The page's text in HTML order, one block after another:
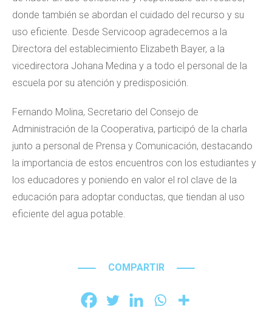
donde también se abordan el cuidado del recurso y su
uso eficiente. Desde Servicoop agradecemos a la
Directora del establecimiento Elizabeth Bayer, a la
vicedirectora Johana Medina y a todo el personal de la
escuela por su atención y predisposición.
Fernando Molina, Secretario del Consejo de
Administración de la Cooperativa, participó de la charla
junto a personal de Prensa y Comunicación, destacando
la importancia de estos encuentros con los estudiantes y
los educadores y poniendo en valor el rol clave de la
educación para adoptar conductas, que tiendan al uso
eficiente del agua potable.
COMPARTIR